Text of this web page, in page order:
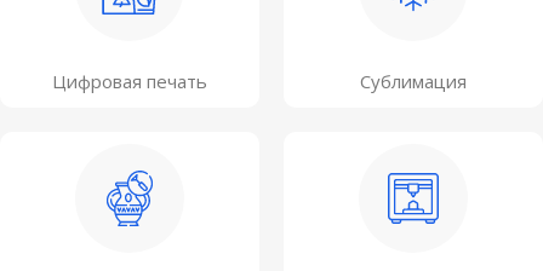
Цифровая печать Сублимация